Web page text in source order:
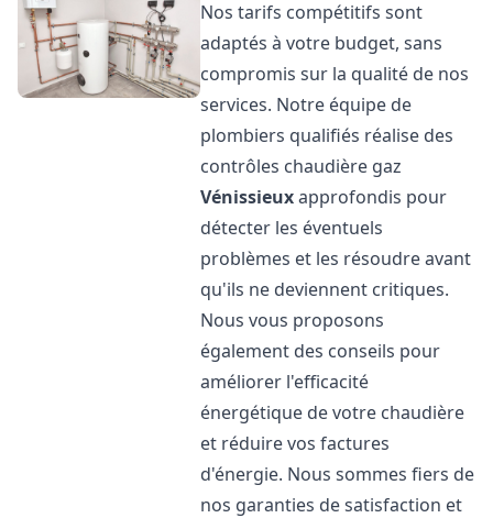
Nos tarifs compétitifs sont
adaptés à votre budget, sans
compromis sur la qualité de nos
services. Notre équipe de
plombiers qualifiés réalise des
contrôles chaudière gaz
Vénissieuxapprofondis pour
détecter les éventuels
problèmes et les résoudre avant
qu'ils ne deviennent critiques.
Nous vous proposons
également des conseils pour
améliorer l'efficacité
énergétique de votre chaudière
et réduire vos factures
d'énergie. Nous sommes fiers de
nos garanties de satisfaction et